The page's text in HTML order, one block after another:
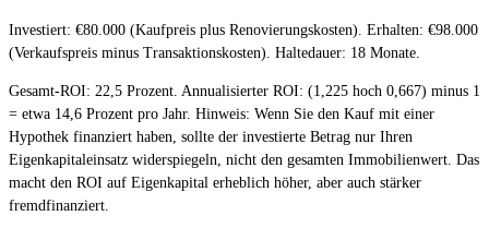
Investiert: €80.000 (Kaufpreis plus Renovierungskosten). Erhalten: €98.000
(Verkaufspreis minus Transaktionskosten). Haltedauer: 18 Monate.
Gesamt-ROI: 22,5 Prozent. Annualisierter ROI: (1,225 hoch 0,667) minus 1
= etwa 14,6 Prozent pro Jahr. Hinweis: Wenn Sie den Kauf mit einer
Hypothek finanziert haben, sollte der investierte Betrag nur Ihren
Eigenkapitaleinsatz widerspiegeln, nicht den gesamten Immobilienwert. Das
macht den ROI auf Eigenkapital erheblich höher, aber auch stärker
fremdfinanziert.